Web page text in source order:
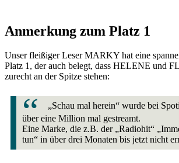
Anmerkung zum Platz 1
Unser fleißiger Leser MARKY hat eine
Platz 1, der auch belegt, dass HELENE und
zurecht an der Spitze stehen:
„Schau mal herein“ wurde bei
über eine Million mal gestreamt.
Eine Marke, die z.B. der „Radiohit“
tun“ in über drei Monaten bis jetzt nicht